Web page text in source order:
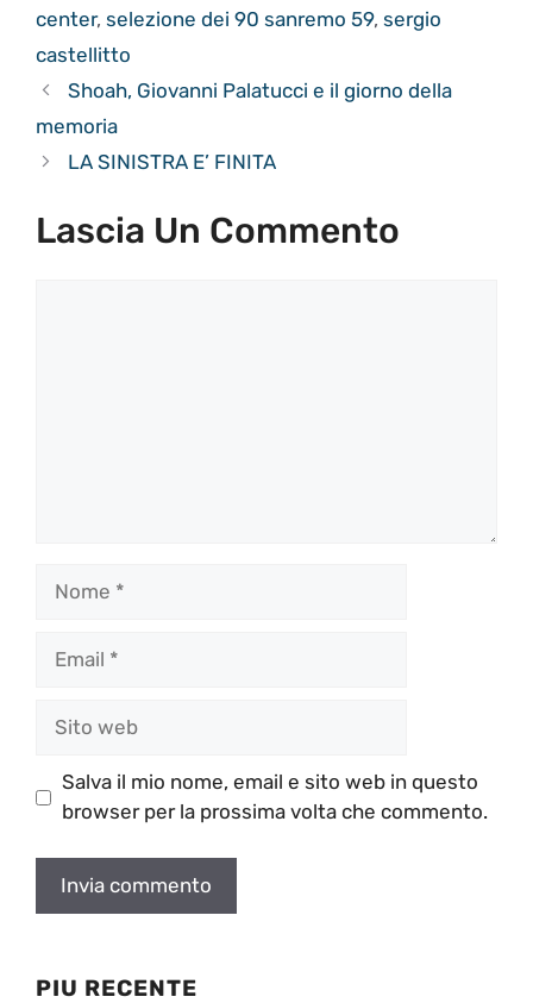
center, selezione dei 90 sanremo 59, sergio
castellitto
Shoah, Giovanni Palatucci e il giorno della
memoria
LA SINISTRA E’ FINITA
Lascia Un Commento
Salva il mio nome, email e sito web in questo
browser per la prossima volta che commento.
PIU RECENTE